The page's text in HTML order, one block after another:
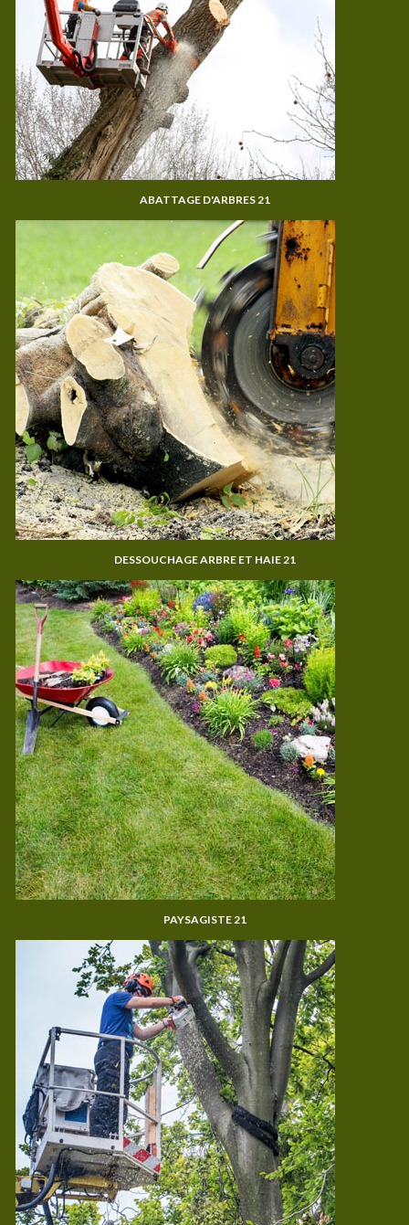
ABATTAGE D'ARBRES 21
DESSOUCHAGE ARBRE ET HAIE 21
PAYSAGISTE 21